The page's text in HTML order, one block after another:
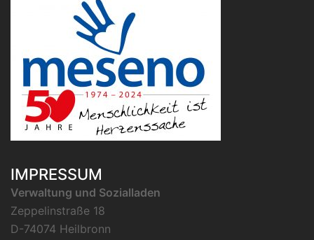
IMPRESSUM
Verwaltung und Sozialladen
Zeppelinstraße 18
D-74074 Heilbronn